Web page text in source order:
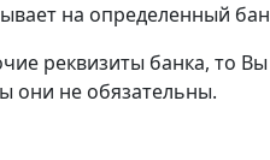
на определенный
реквизиты банка,
они не обязательны.